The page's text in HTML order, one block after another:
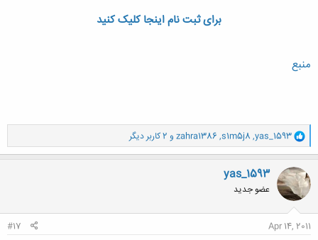
برای ثبت نام اینجا کلیک کنید
منبع
و
ا
ک
ن
ش
ه
ا
yas_1593
,
s1m5j8
,
zahra1386 و 2 کاربر دیگر
yas_1593
عضو جدید
Apr 14, 2011
#17